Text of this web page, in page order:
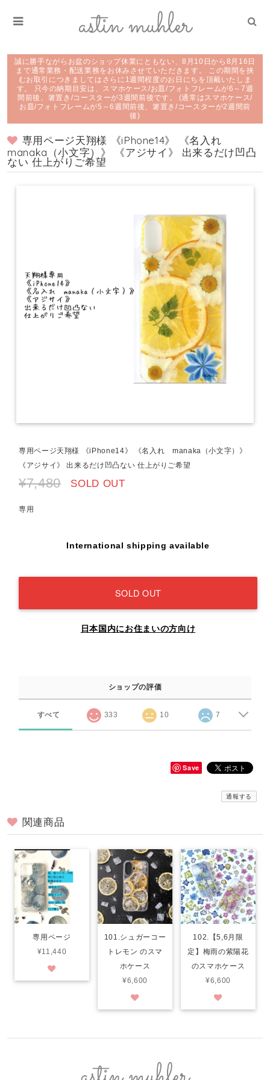
誠に勝手ながらお盆のショップ休業にともない、8月10日から8月16日
まで通常業務・配送業務をお休みさせていただきます。 この期間を挟
むお取引につきましてはさらに1週間程度のお日にちを頂戴いたしま
す。 只今の納期目安は、スマホケース/お皿/フォトフレームが6～7週
間前後、箸置き/コースターが3週間前後です。 (通常はスマホケース/
お皿/フォトフレームが5～6週間前後、箸置き/コースターが2週間前
後)
専用ページ天翔様 《iPhone14》 《名入れ
manaka（小文字）》 《アジサイ》 出来るだけ凹凸
ない 仕上がりご希望
専用ページ天翔様 《iPhone14》 《名入れ manaka（小文字）》
《アジサイ》 出来るだけ凹凸ない 仕上がりご希望
¥7,480 SOLD OUT
専用
International shipping available
SOLD OUT
日本国内にお住まいの方向け
ショップの評価
すべて 333 10 7
Save
通報する
関連商品
専用ページ
¥11,440
101.シュガーコー
トレモン のスマ
ホケース
¥6,600
102.【5,6月限
定】梅雨の紫陽花
のスマホケース
¥6,600